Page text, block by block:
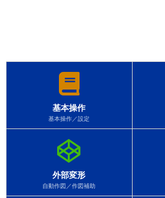
基本操作
基本操作／設定
外部変形
自動作図／作図補助